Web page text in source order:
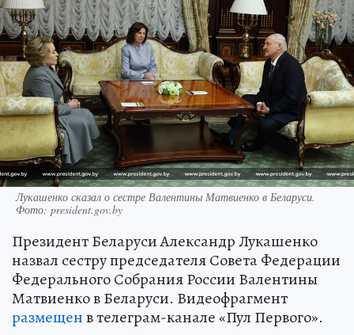
Лукашенко сказал о сестре Валентины Матвиенко в Беларуси.
Фото: president.gov.by
Президент Беларуси Александр Лукашенко
назвал сестру председателя Совета Федерации
Федерального Собрания России Валентины
Матвиенко в Беларуси. Видеофрагмент
размещенв телеграм-канале «Пул Первого».